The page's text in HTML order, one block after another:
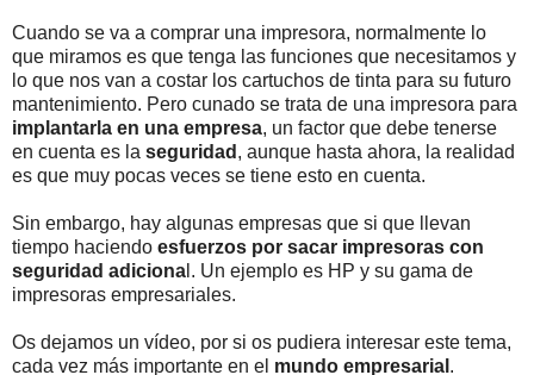
Cuando se va a comprar una impresora, normalmente lo
que miramos es que tenga las funciones que necesitamos y
lo que nos van a costar los cartuchos de tinta para su futuro
mantenimiento. Pero cunado se trata de una impresora para
implantarla en una empresa, un factor que debe tenerse
en cuenta es la seguridad , aunque hasta ahora, la realidad
es que muy pocas veces se tiene esto en cuenta.
Sin embargo, hay algunas empresas que si que llevan
tiempo haciendo esfuerzos por sacar impresoras con
seguridad adiciona l. Un ejemplo es HP y su gama de
impresoras empresariales.
Os dejamos un vídeo, por si os pudiera interesar este tema,
cada vez más importante en el mundo empresarial .